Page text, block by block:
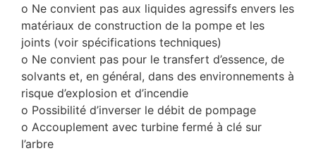
o Ne convient pas aux liquides agressifs envers les
matériaux de construction de la pompe et les
joints (voir spécifications techniques)
o Ne convient pas pour le transfert d’essence, de
solvants et, en général, dans des environnements à
risque d’explosion et d’incendie
o Possibilité d’inverser le débit de pompage
o Accouplement avec turbine fermé à clé sur
l’arbre